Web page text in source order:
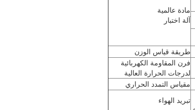
مادة عالمية
آلة اختبار
طريقة قياس الوزن
فرن المقاومة الكهربائية
لدرجات الحرارة العالية
مقياس التمدد الحراري
تبريد الهواء